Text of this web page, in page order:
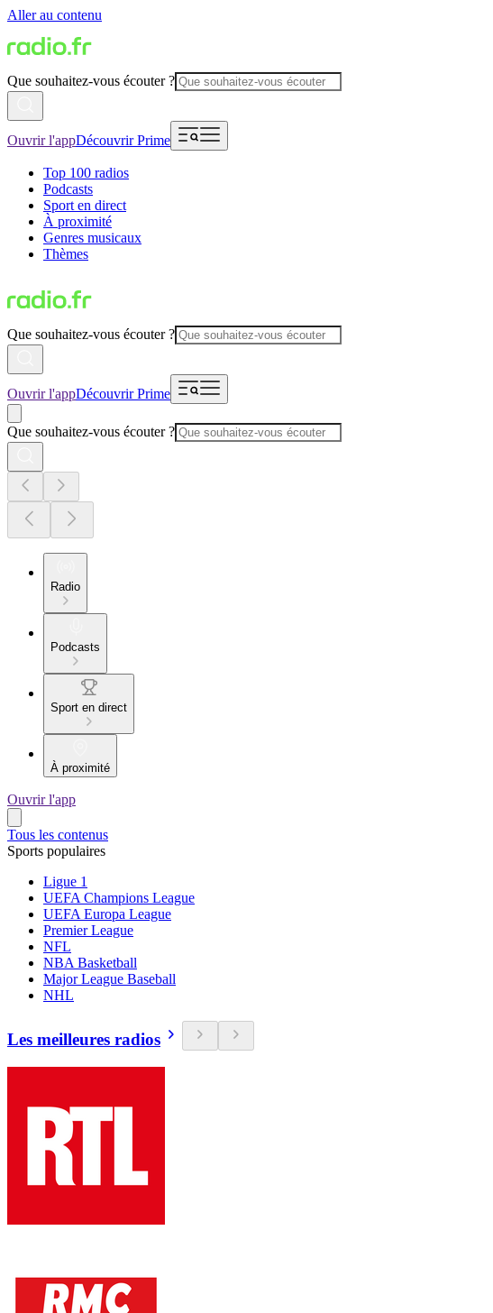
Aller au contenu
Que souhaitez-vous écouter ?
Ouvrir l'appDécouvrir Prime
Top 100 radios
Podcasts
Sport en direct
À proximité
Genres musicaux
Thèmes
Que souhaitez-vous écouter ?
Ouvrir l'appDécouvrir Prime
Que souhaitez-vous écouter ?
Radio
Podcasts
Sport en direct
À proximité
Ouvrir l'app
Tous les contenus
Sports populaires
Ligue 1
UEFA Champions League
UEFA Europa League
Premier League
NFL
NBA Basketball
Major League Baseball
NHL
Les meilleures radios